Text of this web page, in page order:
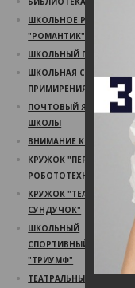
ШКОЛЬНОЕ РАДИО
"РОМАНТИК"
ШКОЛЬНЫЙ ПСИХОЛОГ
ШКОЛЬНАЯ СЛУЖБА
ПРИМИРЕНИЯ
ПОЧТОВЫЙ ЯЩИК
ШКОЛЫ
ВНИМАНИЕ КОНКУРС!
КРУЖОК "ПЕРВЫЙ ШАГ В
РОБОТОТЕХНИКУ"
КРУЖОК "ТЕАТРАЛЬНЫЙ
СУНДУЧОК"
ШКОЛЬНЫЙ
СПОРТИВНЫЙ КЛУБ
"ТРИУМФ"
ТЕАТРАЛЬНЫЙ КРУЖОК